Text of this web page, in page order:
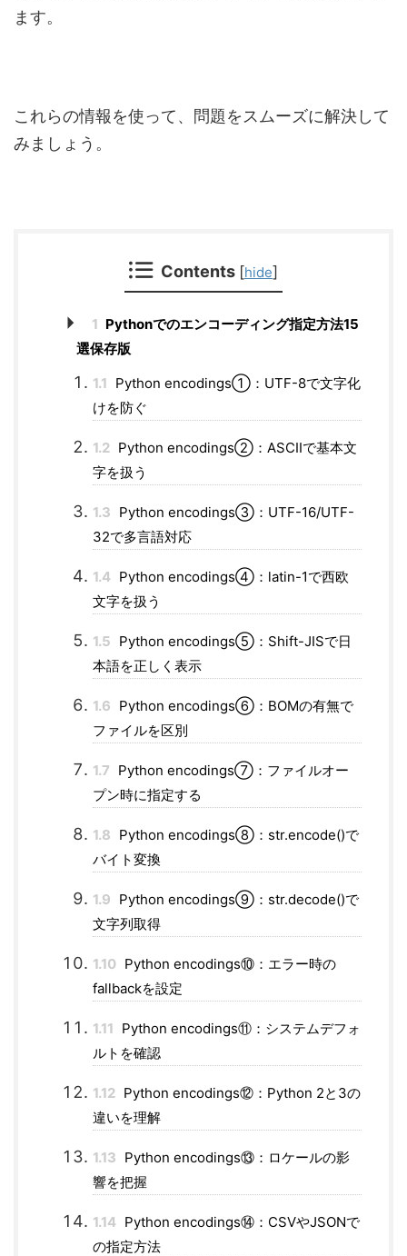
ます。
これらの情報を使って、問題をスムーズに解決して
みましょう。
Contents [hide]
1 Pythonでのエンコーディング指定方法15
選保存版
1.1 Python encodings①：UTF-8で文字化
けを防ぐ
1.2 Python encodings②：ASCIIで基本文
字を扱う
1.3 Python encodings③：UTF-16/UTF-
32で多言語対応
1.4 Python encodings④：latin-1で西欧
文字を扱う
1.5 Python encodings⑤：Shift-JISで日
本語を正しく表示
1.6 Python encodings⑥：BOMの有無で
ファイルを区別
1.7 Python encodings⑦：ファイルオー
プン時に指定する
1.8 Python encodings⑧：str.encode()で
バイト変換
1.9 Python encodings⑨：str.decode()で
文字列取得
1.10 Python encodings⑩：エラー時の
fallbackを設定
1.11 Python encodings⑪：システムデフォ
ルトを確認
1.12 Python encodings⑫：Python 2と3の
違いを理解
1.13 Python encodings⑬：ロケールの影
響を把握
1.14 Python encodings⑭：CSVやJSONで
の指定方法